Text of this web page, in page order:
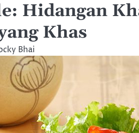
Hidangan
Khas
Bhai